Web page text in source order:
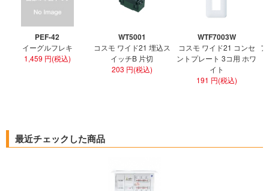
PEF-42
イーグルフレキ
1,459 円(税込)
WT5001
コスモ ワイド21 埋込ス
イッチB 片切
203 円(税込)
WTF7003W
コスモ ワイド21 コンセ
ントプレート 3コ用 ホワ
イト
191 円(税込)
最近チェックした商品